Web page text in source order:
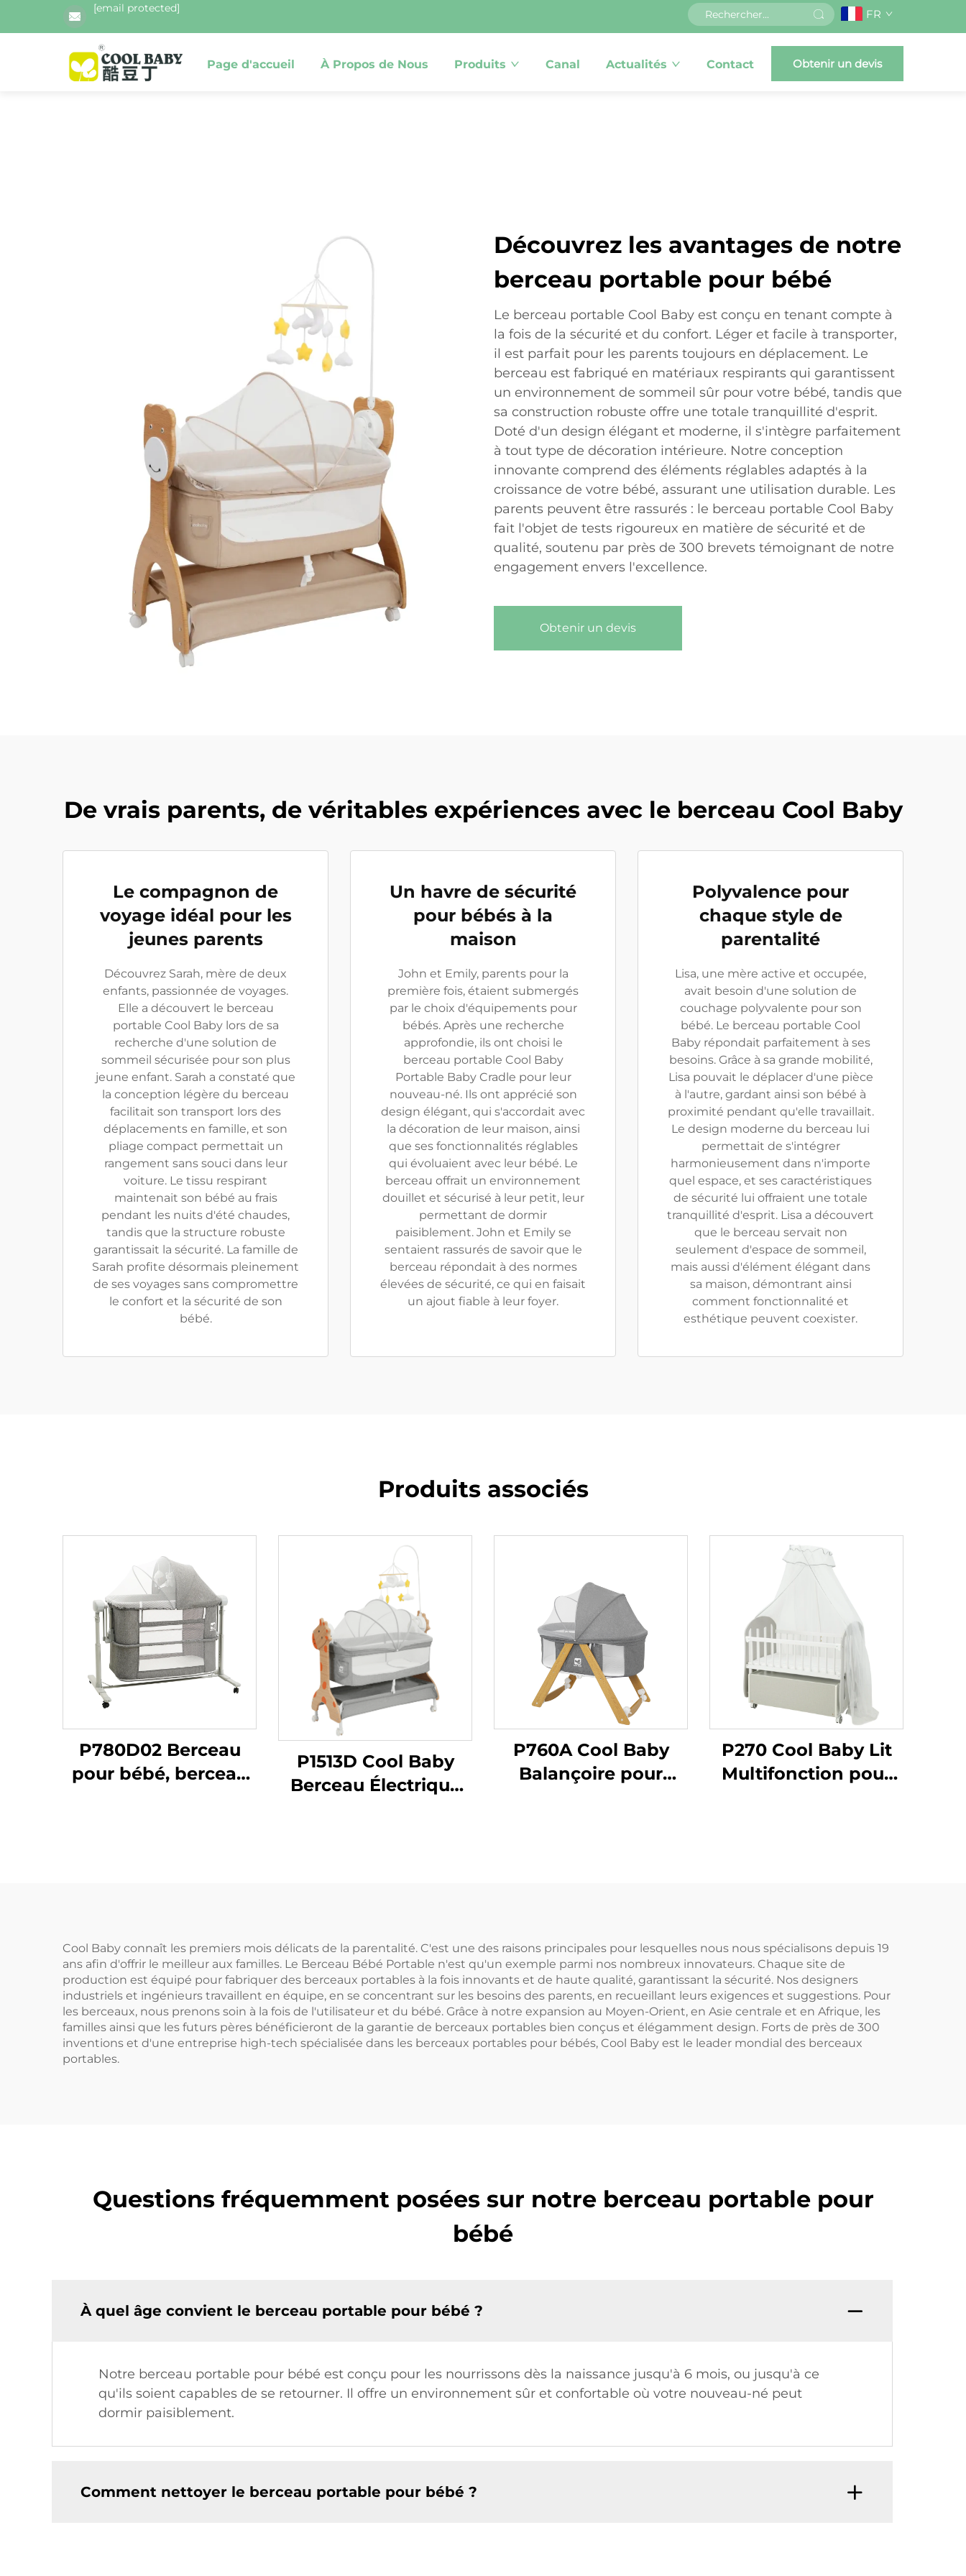
[email protected] FR
Page d'accueil À Propos de Nous Produits Canal Actualités Contact Obtenir un devis
Découvrez les avantages de notre
berceau portable pour bébé
Le berceau portable Cool Baby est conçu en tenant compte à
la fois de la sécurité et du confort. Léger et facile à transporter,
il est parfait pour les parents toujours en déplacement. Le
berceau est fabriqué en matériaux respirants qui garantissent
un environnement de sommeil sûr pour votre bébé, tandis que
sa construction robuste offre une totale tranquillité d'esprit.
Doté d'un design élégant et moderne, il s'intègre parfaitement
à tout type de décoration intérieure. Notre conception
innovante comprend des éléments réglables adaptés à la
croissance de votre bébé, assurant une utilisation durable. Les
parents peuvent être rassurés : le berceau portable Cool Baby
fait l'objet de tests rigoureux en matière de sécurité et de
qualité, soutenu par près de 300 brevets témoignant de notre
engagement envers l'excellence.
Obtenir un devis
De vrais parents, de véritables expériences avec le berceau Cool Baby
Le compagnon de
voyage idéal pour les
jeunes parents
Découvrez Sarah, mère de deux
enfants, passionnée de voyages.
Elle a découvert le berceau
portable Cool Baby lors de sa
recherche d'une solution de
sommeil sécurisée pour son plus
jeune enfant. Sarah a constaté que
la conception légère du berceau
facilitait son transport lors des
déplacements en famille, et son
pliage compact permettait un
rangement sans souci dans leur
voiture. Le tissu respirant
maintenait son bébé au frais
pendant les nuits d'été chaudes,
tandis que la structure robuste
garantissait la sécurité. La famille de
Sarah profite désormais pleinement
de ses voyages sans compromettre
le confort et la sécurité de son
bébé.
Un havre de sécurité
pour bébés à la
maison
John et Emily, parents pour la
première fois, étaient submergés
par le choix d'équipements pour
bébés. Après une recherche
approfondie, ils ont choisi le
berceau portable Cool Baby
Portable Baby Cradle pour leur
nouveau-né. Ils ont apprécié son
design élégant, qui s'accordait avec
la décoration de leur maison, ainsi
que ses fonctionnalités réglables
qui évoluaient avec leur bébé. Le
berceau offrait un environnement
douillet et sécurisé à leur petit, leur
permettant de dormir
paisiblement. John et Emily se
sentaient rassurés de savoir que le
berceau répondait à des normes
élevées de sécurité, ce qui en faisait
un ajout fiable à leur foyer.
Polyvalence pour
chaque style de
parentalité
Lisa, une mère active et occupée,
avait besoin d'une solution de
couchage polyvalente pour son
bébé. Le berceau portable Cool
Baby répondait parfaitement à ses
besoins. Grâce à sa grande mobilité,
Lisa pouvait le déplacer d'une pièce
à l'autre, gardant ainsi son bébé à
proximité pendant qu'elle travaillait.
Le design moderne du berceau lui
permettait de s'intégrer
harmonieusement dans n'importe
quel espace, et ses caractéristiques
de sécurité lui offraient une totale
tranquillité d'esprit. Lisa a découvert
que le berceau servait non
seulement d'espace de sommeil,
mais aussi d'élément élégant dans
sa maison, démontrant ainsi
comment fonctionnalité et
esthétique peuvent coexister.
Produits associés
P780D02 Berceau
pour bébé, berceau
P1513D Cool Baby
Berceau Électrique
P760A Cool Baby
Balançoire pour
P270 Cool Baby Lit
Multifonction pour
Cool Baby connaît les premiers mois délicats de la parentalité. C'est une des raisons principales pour lesquelles nous nous spécialisons depuis 19
ans afin d'offrir le meilleur aux familles. Le Berceau Bébé Portable n'est qu'un exemple parmi nos nombreux innovateurs. Chaque site de
production est équipé pour fabriquer des berceaux portables à la fois innovants et de haute qualité, garantissant la sécurité. Nos designers
industriels et ingénieurs travaillent en équipe, en se concentrant sur les besoins des parents, en recueillant leurs exigences et suggestions. Pour
les berceaux, nous prenons soin à la fois de l'utilisateur et du bébé. Grâce à notre expansion au Moyen-Orient, en Asie centrale et en Afrique, les
familles ainsi que les futurs pères bénéficieront de la garantie de berceaux portables bien conçus et élégamment design. Forts de près de 300
inventions et d'une entreprise high-tech spécialisée dans les berceaux portables pour bébés, Cool Baby est le leader mondial des berceaux
portables.
Questions fréquemment posées sur notre berceau portable pour
bébé
À quel âge convient le berceau portable pour bébé ?
Notre berceau portable pour bébé est conçu pour les nourrissons dès la naissance jusqu'à 6 mois, ou jusqu'à ce
qu'ils soient capables de se retourner. Il offre un environnement sûr et confortable où votre nouveau-né peut
dormir paisiblement.
Comment nettoyer le berceau portable pour bébé ?